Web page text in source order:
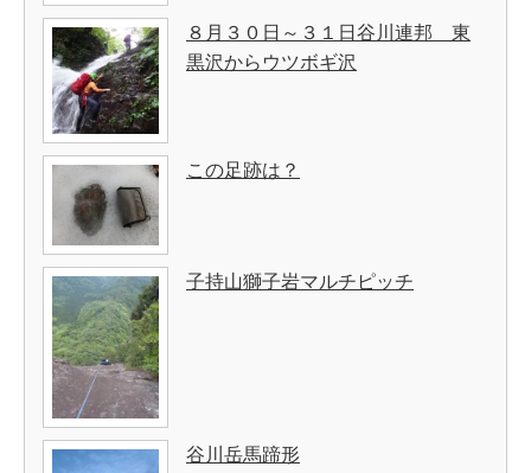
８月３０日～３１日谷川連邦 東
黒沢からウツボギ沢
この足跡は？
子持山獅子岩マルチピッチ
谷川岳馬蹄形